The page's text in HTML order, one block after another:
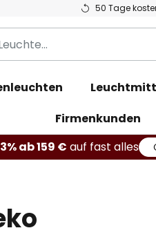
50 Tage
Firmenkunden
ab 159 € auf fast alles